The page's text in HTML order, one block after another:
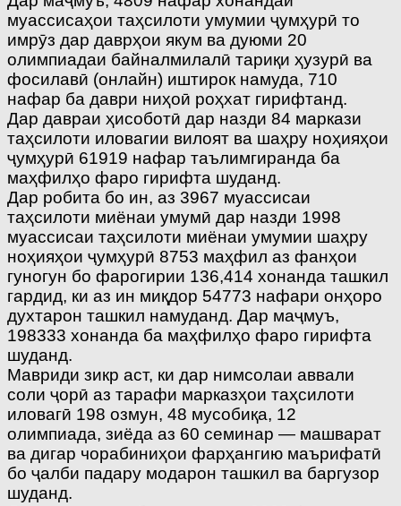
муассисаҳои таҳсилоти умумии ҷумҳурӣ то
имрӯз дар даврҳои якум ва дуюми 20
олимпиадаи байналмилалӣ тариқи ҳузурӣ ва
фосилавӣ (онлайн) иштирок намуда, 710
нафар ба даври ниҳоӣ роҳхат гирифтанд.
Дар давраи ҳисоботӣ дар назди 84 маркази
таҳсилоти иловагии вилоят ва шаҳру ноҳияҳои
ҷумҳурӣ 61919 нафар таълимгиранда ба
маҳфилҳо фаро гирифта шуданд.
Дар робита бо ин, аз 3967 муассисаи
таҳсилоти миёнаи умумӣ дар назди 1998
муассисаи таҳсилоти миёнаи умумии шаҳру
ноҳияҳои ҷумҳурӣ 8753 маҳфил аз фанҳои
гуногун бо фарогирии 136,414 хонанда ташкил
гардид, ки аз ин миқдор 54773 нафари онҳоро
духтарон ташкил намуданд. Дар маҷмуъ,
198333 хонанда ба маҳфилҳо фаро гирифта
шуданд.
Мавриди зикр аст, ки дар нимсолаи аввали
соли ҷорӣ аз тарафи марказҳои таҳсилоти
иловагӣ 198 озмун, 48 мусобиқа, 12
олимпиада, зиёда аз 60 семинар — машварат
ва дигар чорабиниҳои фарҳангию маърифатӣ
бо ҷалби падару модарон ташкил ва баргузор
шуданд.